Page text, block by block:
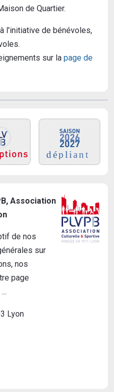
Association
de nos
sur
nos
page
Lyon
de Quartier.
l'initiative de bénévoles,
sur la page de